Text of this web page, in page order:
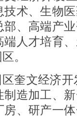
术、生物
、高端产
人才培育
。
奎文经济
造加工、
、研产一